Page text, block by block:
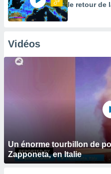
le retour de
Vidéos
Un énorme tourbillon de
Zapponeta, en Italie